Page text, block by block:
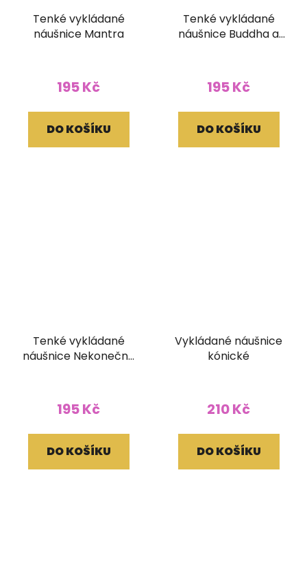
Tenké vykládané
náušnice Mantra
195 Kč
DO KOŠÍKU
Tenké vykládané
náušnice Buddha a
195 Kč
DO KOŠÍKU
Tenké vykládané
náušnice Nekonečný
195 Kč
DO KOŠÍKU
Vykládané náušnice
kónické
210 Kč
DO KOŠÍKU